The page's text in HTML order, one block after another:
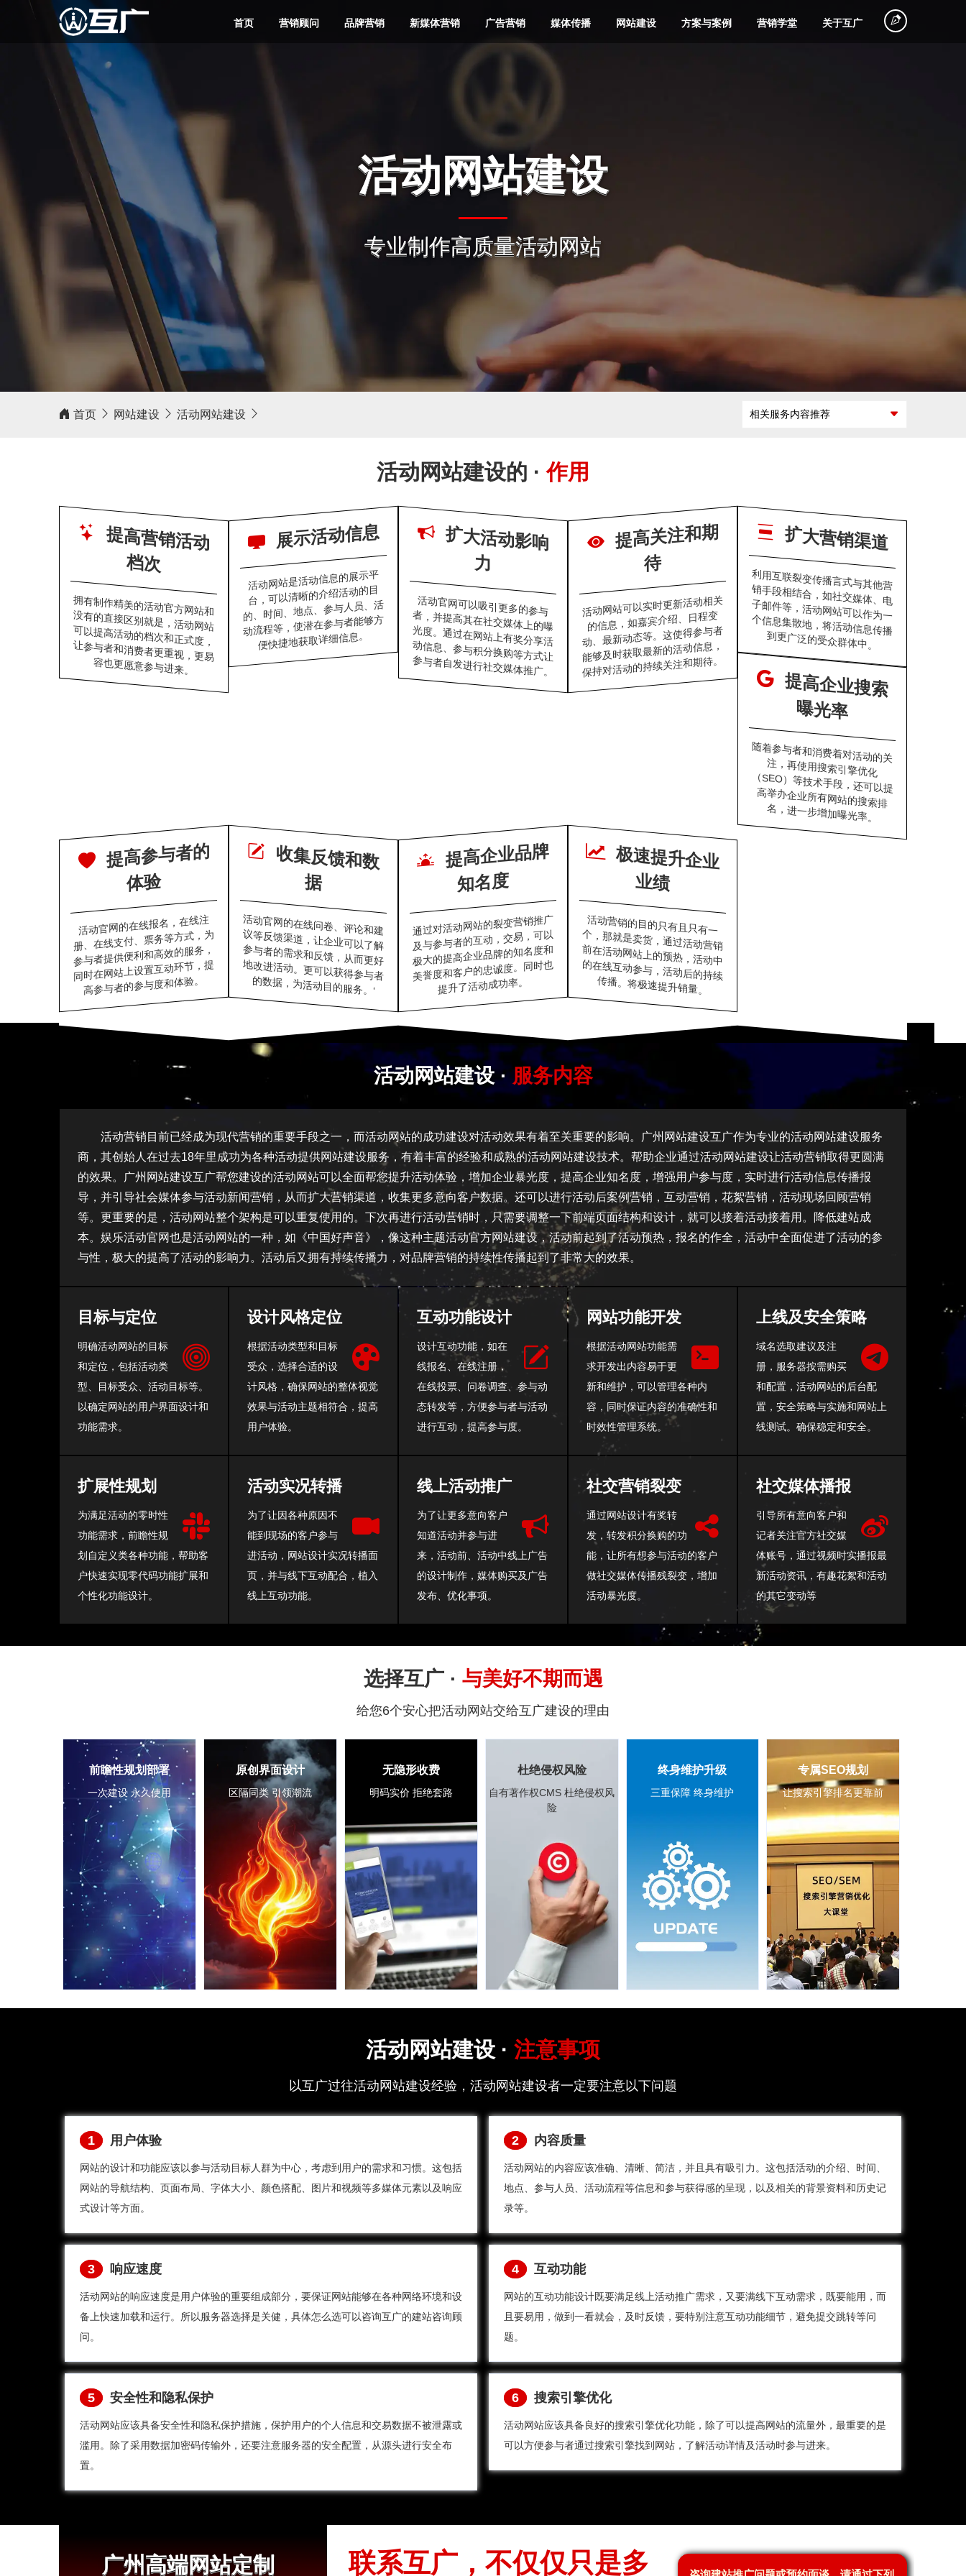
首页 营销顾问
数字营销顾问
让每一分营销投入都见效 助您构建出通向成功的地图
整合营销
问题一站解决 · 品牌一战成名
媒介顾问
提升广告效果，节省推广成本
品牌营销
互广品牌营销
筑就好卖品牌
品牌定位
品牌战略咨询
品牌营销策划
品牌产品规划
品牌推广服务
品牌信息铺垫
新媒体营销
互广新媒体营销服务
您的业绩增长新引擎
快手营销
短视频营销
知乎营销
小红书营销
B站营销
内容营销
广告营销
数字广告营销
存量竞争时代商战核武器
动画广告制作
明星/网红经纪
百度营销代运
营
投放
神马搜索竞价
谷歌海外推广
媒体传播
互广媒体传播服务
奠定产品好卖基因
活动/发布会 自媒体营销
网站建设
互广建站 精致时尚
高端网站定制其实不贵！
品牌网站定制
营销型网站建
集团网站建设
门户网站建设
广告落地页制
作
网站优化推广
SEO、SEM培
训
手机电商解决
互联网广告交
易平台开发
区块链平台解
微活动策划
方案与案例
数字营销解决方案与案例
服装服饰
教育培训
手机数码
地产公司
电子电器
电子商务
营销学堂
互广营销学堂
您的互联网数字营销学习基地
互广营销智库 奥旗智库
关于互广
您的营收增长合伙人
掌握互联网广告营销行业发展趋势 引领
值得选择
选择增加您事业的成功概率
愿景价值
把“互广”经营成互联网广告的简称，帮
Hello, 新朋友
感谢您的访问,您是否还想了解
互广能做什
么
互广做过什
广
活动网站建设
专业制作高质量活动网站
首页 网站建设 活动网站建设 相关服务内容推荐
活动网站建设的 ·作用
提
高
营
销
活
动
档
次
拥有制作精美的活动官方网站和
没有的直接区别就是，活动网站
可以提高活动的档次和正式度，
让参与者和消费者更重视，更易
容也更愿意参与进来。
展示活动信息
活动网站是活动信息的展示平
台，可以清晰的介绍活动的目
的、时间、地点、参与人员、活
动流程等，使潜在参与者能够方
便快捷地获取详细信息。
扩
大
活
动
影
响
力
活动官网可以吸引更多的参与
者，并提高其在社交媒体上的曝
光度。通过在网站上有奖分享活
动信息、参与积分换购等方式让
参与者自发进行社交媒体推广。
提
高
关
注
和
期
待
活动网站可以实时更新活动相关
的信息，如嘉宾介绍、日程变
动、最新动态等。这使得参与者
能够及时获取最新的活动信息，
保持对活动的持续关注和期待。
扩大营销渠道
利用互联裂变传播言式与其他营
销手段相结合，如社交媒体、电
子邮件等，活动网站可以作为一
个信息集散地，将活动信息传播
到更广泛的受众群体中。
提
高
企
业
搜
索
曝
光
率
随着参与者和消费着对活动的关
注，再使用搜索引擎优化
（SEO）等技术手段，还可以提
高举办企业所有网站的搜索排
名，进一步增加曝光率。
提
高
参
与
者
的
体
验
活动官网的在线报名，在线注
册、在线支付、票务等方式，为
参与者提供便利和高效的服务，
同时在网站上设置互动环节，提
高参与者的参与度和体验。
收
集
反
馈
和
数
据
活动官网的在线问卷、评论和建
议等反馈渠道，让企业可以了解
参与者的需求和反馈，从而更好
地改进活动。更可以获得参与者
的数据，为活动目的服务。‘
提
高
企
业
品
牌
知
名
度
通过对活动网站的裂变营销推广
及与参与者的互动，交易，可以
极大的提高企业品牌的知名度和
美誉度和客户的忠诚度。同时也
提升了活动成功率。
极
速
提
升
企
业
业
绩
活动营销的目的只有且只有一
个，那就是卖货，通过活动营销
前在活动网站上的预热，活动中
的在线互动参与，活动后的持续
传播。将极速提升销量。
活动网站建设 ·服务内容
活动营销目前已经成为现代营销的重要手段之一，而活动网站的成功建设对活动效果有着至关重要的影响。广州网站建设互广作为专业的活动网站建设服务
商，其创始人在过去18年里成功为各种活动提供网站建设服务，有着丰富的经验和成熟的活动网站建设技术。帮助企业通过活动网站建设让活动营销取得更圆满
的效果。广州网站建设互广帮您建设的活动网站可以全面帮您提升活动体验，增加企业暴光度，提高企业知名度，增强用户参与度，实时进行活动信息传播报
导，并引导社会媒体参与活动新闻营销，从而扩大营销渠道，收集更多意向客户数据。还可以进行活动后案例营销，互动营销，花絮营销，活动现场回顾营销
等。更重要的是，活动网站整个架构是可以重复使用的。下次再进行活动营销时，只需要调整一下前端页面结构和设计，就可以接着活动接着用。降低建站成
本。娱乐活动官网也是活动网站的一种，如《中国好声音》，像这种主题活动官方网站建设，活动前起到了活动预热，报名的作全，活动中全面促进了活动的参
与性，极大的提高了活动的影响力。活动后又拥有持续传播力，对品牌营销的持续性传播起到了非常大的效果。
目标与定位
明确活动网站的目标
和定位，包括活动类
型、目标受众、活动目标等。
以确定网站的用户界面设计和
功能需求。
设计风格定位
根据活动类型和目标
受众，选择合适的设
计风格，确保网站的整体视觉
效果与活动主题相符合，提高
用户体验。
互动功能设计
设计互动功能，如在
线报名、在线注册，
在线投票、问卷调查、参与动
态转发等，方便参与者与活动
进行互动，提高参与度。
网站功能开发
根据活动网站功能需
求开发出内容易于更
新和维护，可以管理各种内
容，同时保证内容的准确性和
时效性管理系统。
上线及安全策略
域名选取建议及注
册，服务器按需购买
和配置，活动网站的后台配
置，安全策略与实施和网站上
线测试。确保稳定和安全。
扩展性规划
为满足活动的零时性
功能需求，前瞻性规
划自定义类各种功能，帮助客
户快速实现零代码功能扩展和
个性化功能设计。
活动实况转播
为了让因各种原因不
能到现场的客户参与
进活动，网站设计实况转播面
页，并与线下互动配合，植入
线上互动功能。
线上活动推广
为了让更多意向客户
知道活动并参与进
来，活动前、活动中线上广告
的设计制作，媒体购买及广告
发布、优化事项。
社交营销裂变
通过网站设计有奖转
发，转发积分换购的功
能，让所有想参与活动的客户
做社交媒体传播残裂变，增加
活动暴光度。
社交媒体播报
引导所有意向客户和
记者关注官方社交媒
体账号，通过视频时实播报最
新活动资讯，有趣花絮和活动
的其它变动等
选择互广 · 与美好不期而遇
给您6个安心把活动网站交给互广建设的理由
前瞻性规划部署
一次建设 永久使用
站功能增加升级，
或者网站改版，都
无需更换网站管理
系统，节省成本的
同时，避免数据夸
系统迁移麻烦，真
正实现，一次建
原创界面设计
区隔同类 引领潮流
形像，策划设计出
让客户满意的前端
提高企业视觉识别
度和企业网上形
无隐形收费
明码实价 拒绝套路
重合同，守承诺，
明码实价，建设期
间绝无任何隐形收
无套路是我们能与
客户长期合作的基
杜绝侵权风险
自有著作权CMS 杜绝侵权风
险
客户可选互广创始
IAWCMS网站管理
系统，软件著作权
2023SR0885939，
也可帮客户定制开
发拥有可申请软件
著作权的网站管理
系统，从源头杜绝
终身维护升级
三重保障 终身维护
用企业+法人（广州
人）+IAWCMS著作
机制，确保网站终
身有人维护。
专属SEO规划
让搜索引擎排名更靠前
置关键词，描述，
等，让您无需懂得
任何技术，就能轻
排名。
活动网站建设 · 注意事项
以互广过往活动网站建设经验，活动网站建设者一定要注意以下问题
1 用户体验
网站的设计和功能应该以参与活动目标人群为中心，考虑到用户的需求和习惯。这包括
网站的导航结构、页面布局、字体大小、颜色搭配、图片和视频等多媒体元素以及响应
式设计等方面。
2 内容质量
活动网站的内容应该准确、清晰、简洁，并且具有吸引力。这包括活动的介绍、时间、
地点、参与人员、活动流程等信息和参与获得感的呈现，以及相关的背景资料和历史记
录等。
3 响应速度
活动网站的响应速度是用户体验的重要组成部分，要保证网站能够在各种网络环境和设
备上快速加载和运行。所以服务器选择是关健，具体怎么选可以咨询互广的建站咨询顾
问。
4 互动功能
网站的互动功能设计既要满足线上活动推广需求，又要满线下互动需求，既要能用，而
且要易用，做到一看就会，及时反馈，要特别注意互动功能细节，避免提交跳转等问
题。
5 安全性和隐私保护
活动网站应该具备安全性和隐私保护措施，保护用户的个人信息和交易数据不被泄露或
滥用。除了采用数据加密码传输外，还要注意服务器的安全配置，从源头进行安全布
置。
6 搜索引擎优化
活动网站应该具备良好的搜索引擎优化功能，除了可以提高网站的流量外，最重要的是
可以方便参与者通过搜索引擎找到网站，了解活动详情及活动时参与进来。
广州高端网站定制 联系互广，不仅仅只是多